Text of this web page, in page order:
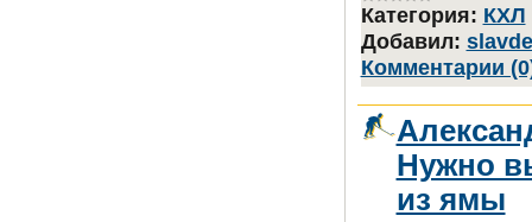
Категория: КХЛ
Добавил:
Комментарии
Нужно
из ямы